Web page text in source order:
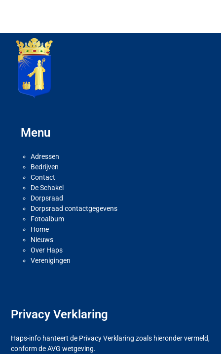
Menu
Adressen
Bedrijven
Contact
De Schakel
Dorpsraad
Dorpsraad contactgegevens
Fotoalbum
Home
Nieuws
Over Haps
Verenigingen
Privacy Verklaring
Haps-info hanteert de Privacy Verklaring zoals hieronder vermeld,
conform de AVG wetgeving.